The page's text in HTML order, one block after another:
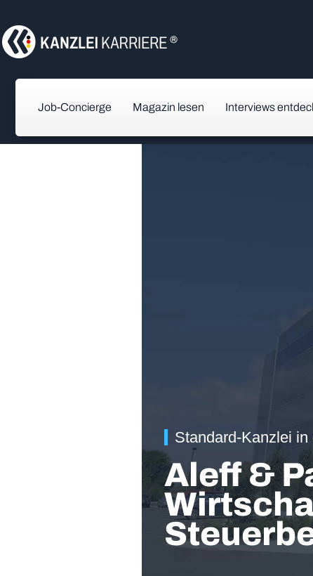
Job-Concierge Magazin lesen Interviews
Standard-Kanzlei
Aleff &